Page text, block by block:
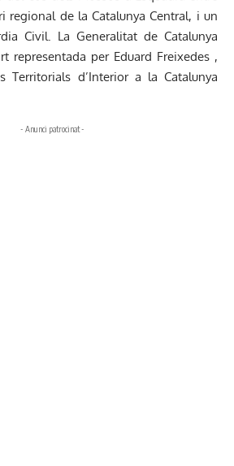
regional de la Catalunya Central, i un
Civil. La Generalitat de Catalunya
representada per Eduard Freixedes ,
Territorials d’Interior a la Catalunya
- Anunci patrocinat -